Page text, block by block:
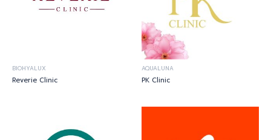
BIOHYALUX
Reverie Clinic
AQUALUNA
PK Clinic